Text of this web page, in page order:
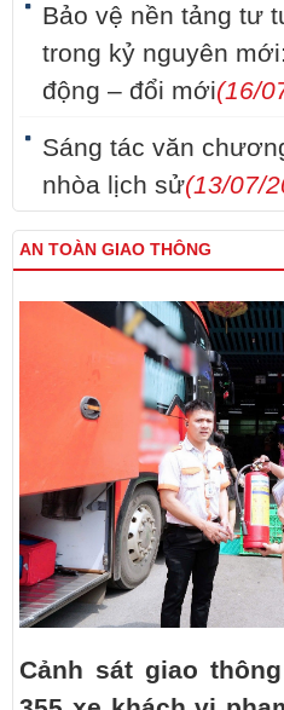
Bảo vệ nền tảng tư
trong kỷ nguyên
động – đổi mới(16/
Sáng tác văn
nhòa lịch sử(13/07/
AN TOÀN GIAO THÔNG
Cảnh sát giao